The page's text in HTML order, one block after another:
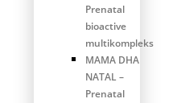
Prenatal
bioactive
multikompleks
MAMA DHA
NATAL –
Prenatal